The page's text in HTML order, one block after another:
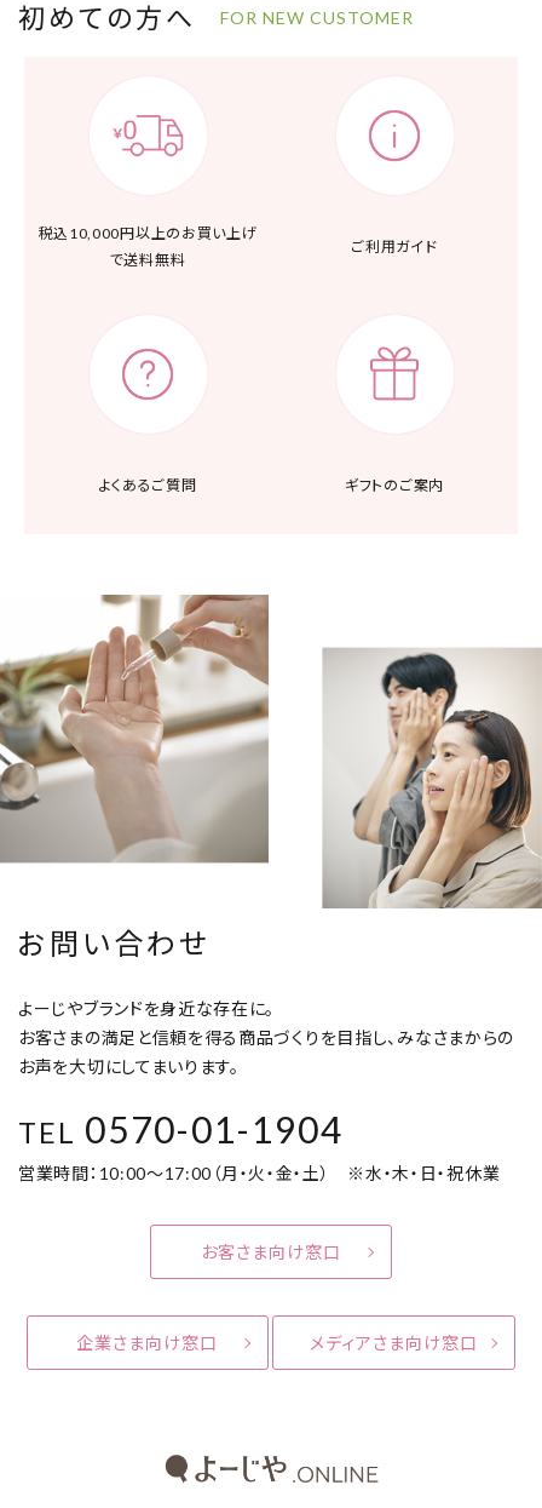
初めての方へ FOR NEW CUSTOMER
税込10,000円以上の お買い上げ
で送料無料
ご利用ガイド
よくあるご質問 ギフトのご案内
お問い合わせ
よーじやブランドを身近な存在に。
お客さまの満足と信頼を得る商品づくりを目指し、みなさまからの
お声を大切にしてまいります。
TEL 0570-01-1904
営業時間：10:00～17:00（月・火・金・土） ※水・木・日・祝休業
お客さま向け窓口
企業さま向け窓口 メディアさま向け窓口